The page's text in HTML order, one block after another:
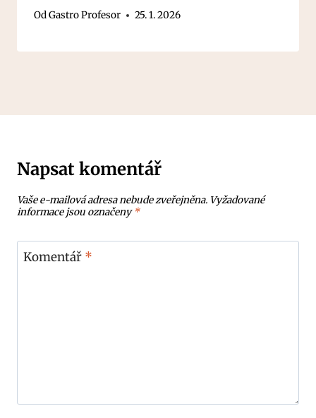
OdGastro Profesor 25. 1. 2026
Napsat komentář
Vaše e-mailová adresa nebude zveřejněna. Vyžadované
informace jsou označeny*
Komentář *